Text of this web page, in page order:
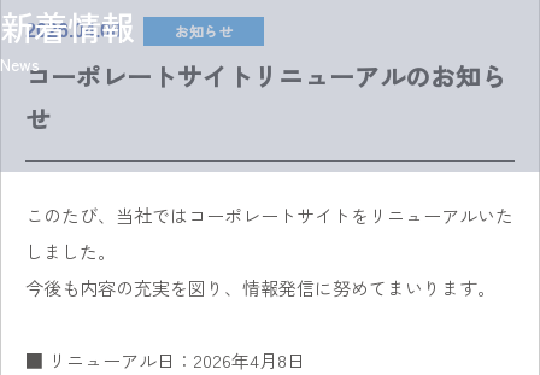
新着情報
News
2026.04.08 お知らせ
コーポレートサイトリニューアルのお知ら
せ
このたび、当社ではコーポレートサイトをリニューアルいた
しました。
今後も内容の充実を図り、情報発信に努めてまいります。
■ リニューアル日： 2026年4月8日